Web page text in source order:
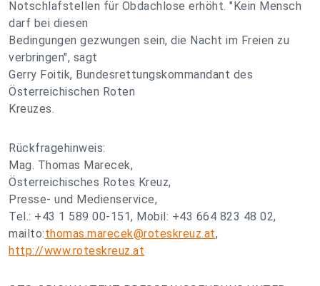
Notschlafstellen für Obdachlose erhöht. "Kein Mensch
darf bei diesen
Bedingungen gezwungen sein, die Nacht im Freien zu
verbringen", sagt
Gerry Foitik, Bundesrettungskommandant des
Österreichischen Roten
Kreuzes.
Rückfragehinweis:
Mag. Thomas Marecek,
Österreichisches Rotes Kreuz,
Presse- und Medienservice,
Tel.: +43 1 589 00-151, Mobil: +43 664 823 48 02,
mailto:thomas.marecek@roteskreuz.at,
http://www.roteskreuz.at